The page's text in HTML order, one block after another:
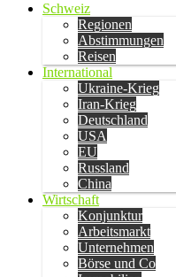
Schweiz
Regionen
Abstimmungen
Reisen
International
Ukraine-Krieg
Iran-Krieg
Deutschland
USA
EU
Russland
China
Wirtschaft
Konjunktur
Arbeitsmarkt
Unternehmen
Börse und Co